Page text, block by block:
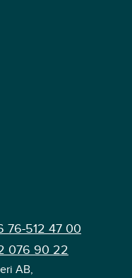
76-512 47 00
076 90 22
AB,